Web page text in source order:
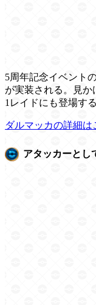
5周年記念イベント
が実装される。見か
1レイドにも登場す
ダルマッカの詳細は
アタッカーとし